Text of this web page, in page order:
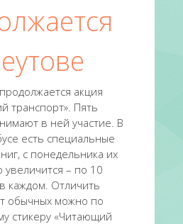
акция
транспорт». Пять
в ней участие. В
есть специальные
с понедельника их
увеличится – по 10
каждом. Отличить
обычных можно по
стикеру «Читающий